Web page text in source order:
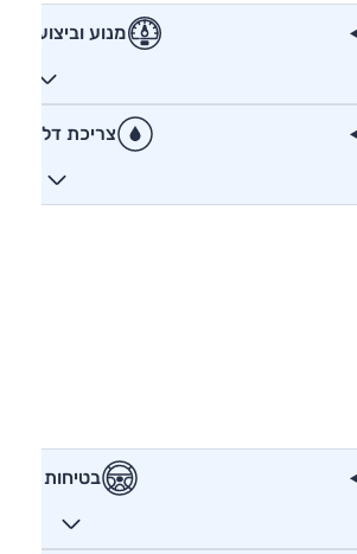
מנוע וביצועים
צריכת דלק
בטיחות